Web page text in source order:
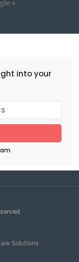
into your
Solutions